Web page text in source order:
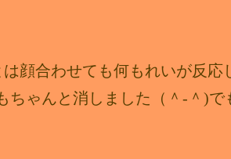
顔合わせても何もれいが反応
ちゃんと消しました（＾-＾)